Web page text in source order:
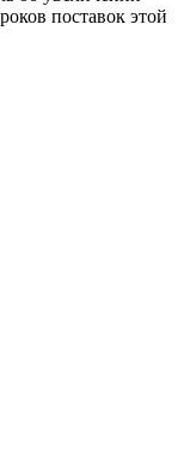
поставок этой